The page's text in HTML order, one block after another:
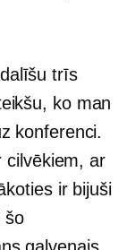
trīs
ko man
konferenci.
cilvēkiem, ar
ir bijuši
šo